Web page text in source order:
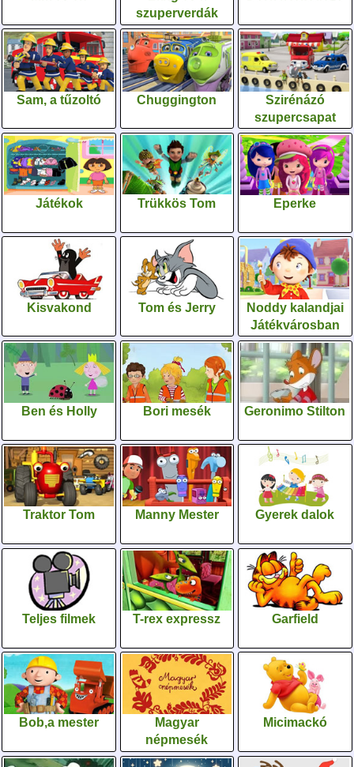
szuperverdák
Sam, a tűzoltó Chuggington
Szirénázó
szupercsapat
Játékok Trükkös Tom Eperke
Kisvakond Tom és Jerry
Noddy kalandjai
Játékvárosban
Ben és Holly Bori mesék Geronimo Stilton
Traktor Tom Manny Mester Gyerek dalok
Teljes filmek T-rex expressz Garfield
Bob,a mester
Magyar
népmesék
Micimackó